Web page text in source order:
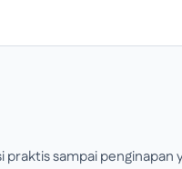
praktis sampai penginapan